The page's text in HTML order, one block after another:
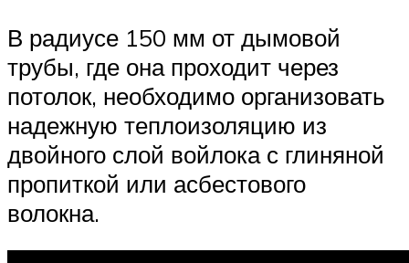
В радиусе 150 мм от дымовой
трубы, где она проходит через
потолок, необходимо организовать
надежную теплоизоляцию из
двойного слой войлока с глиняной
пропиткой или асбестового
волокна.